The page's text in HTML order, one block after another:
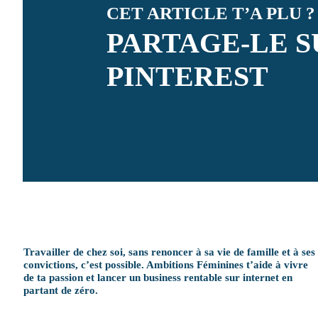
CET ARTICLE T’A PLU ?
PARTAGE-LE
PINTEREST
Travailler de chez soi, sans renoncer à sa vie de famille et à ses
convictions, c’est possible. Ambitions Féminines t’aide à vivre
de ta passion et lancer un business rentable sur internet en
partant de zéro.